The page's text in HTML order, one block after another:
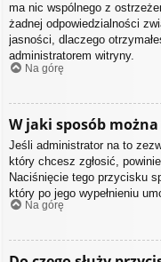
ma nic wspólnego z
żadnej odpowiedzialności
jasności, dlaczego
administratorem witryny.
Na górę
W jaki sposób
Jeśli administrator na to
który chcesz zgłosić,
Naciśnięcie tego przycisku
który po jego wypełnieniu
Na górę